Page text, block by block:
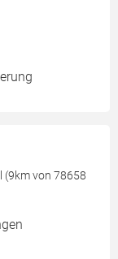
(9km von 78658